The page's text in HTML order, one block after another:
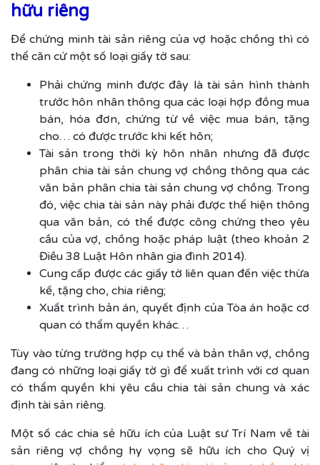
hữu riêng
Để chứng minh tài sản riêng của vợ hoặc chồng thì có
thể căn cứ một số loại giấy tờ sau:
Phải chứng minh được đây là tài sản hình thành
trước hôn nhân thông qua các loại hợp đồng mua
bán, hóa đơn, chứng từ về việc mua bán, tặng
cho… có được trước khi kết hôn;
Tài sản trong thời kỳ hôn nhân nhưng đã được
phân chia tài sản chung vợ chồng thông qua các
văn bản phân chia tài sản chung vợ chồng. Trong
đó, việc chia tài sản này phải được thể hiện thông
qua văn bản, có thể được công chứng theo yêu
cầu của vợ, chồng hoặc pháp luật (theo khoản 2
Điều 38 Luật Hôn nhân gia đình 2014).
Cung cấp được các giấy tờ liên quan đến việc thừa
kế, tặng cho, chia riêng;
Xuất trình bản án, quyết định của Tòa án hoặc cơ
quan có thẩm quyền khác…
Tùy vào từng trường hợp cụ thể và bản thân vợ, chồng
đang có những loại giấy tờ gì để xuất trình với cơ quan
có thẩm quyền khi yêu cầu chia tài sản chung và xác
định tài sản riêng.
Một số các chia sẻ hữu ích của Luật sư Trí Nam về tài
sản riêng vợ chồng hy vọng sẽ hữu ích cho Quý vị